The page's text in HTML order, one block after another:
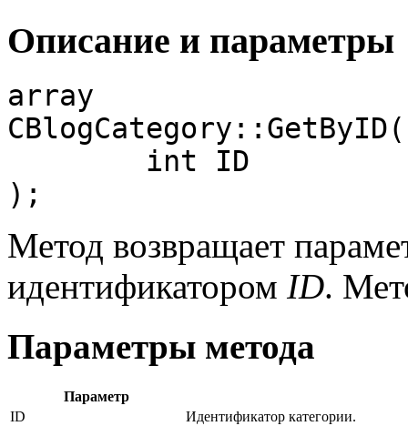
Описание и параметры
array
CBlogCategory::GetByID(
);
Метод возвращает
идентификатором ID.
Параметры метода
Параметр
ID
Идентификатор категории.